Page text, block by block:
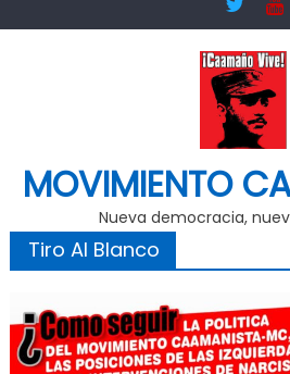
MOVIMIENTO
Nueva democracia,
Tiro Al Blanco